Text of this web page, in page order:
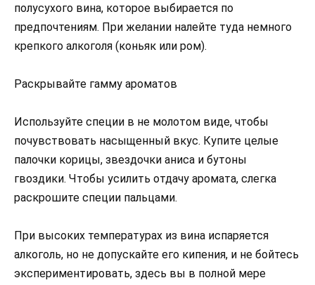
полусухого вина, которое выбирается по
предпочтениям. При желании налейте туда немного
крепкого алкоголя (коньяк или ром).
Раскрывайте гамму ароматов
Используйте специи в не молотом виде, чтобы
почувствовать насыщенный вкус. Купите целые
палочки корицы, звездочки аниса и бутоны
гвоздики. Чтобы усилить отдачу аромата, слегка
раскрошите специи пальцами.
При высоких температурах из вина испаряется
алкоголь, но не допускайте его кипения, и не бойтесь
экспериментировать, здесь вы в полной мере